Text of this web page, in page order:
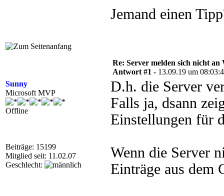
Jemand einen
Sunny
Microsoft MVP
Offline
Beiträge: 15199
Mitglied seit: 11.02.07
Geschlecht:
Re: Server melden sich nicht an
Antwort #1 - 13.09.19 um
D.h. die Server
Falls ja, dsann
Einstellungen für
Wenn die Server
Einträge aus dem